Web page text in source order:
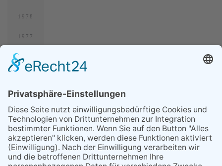
1978
1977
1976
GRUBER-KALENDER